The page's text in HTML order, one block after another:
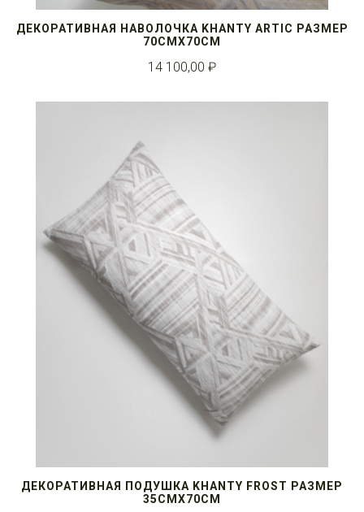
ДЕКОРАТИВНАЯ НАВОЛОЧКА KHANTY ARTIC РАЗМЕР
70СМX70СМ
14 100,00 ₽
ДЕКОРАТИВНАЯ ПОДУШКА KHANTY FROST РАЗМЕР
35СМX70СМ